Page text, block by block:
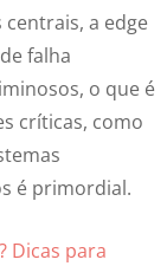
a edge
falha
o que é
críticas, como
é primordial.
Dicas para